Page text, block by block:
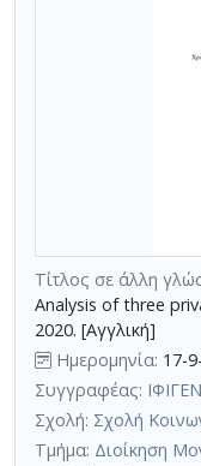
χρήση
επιπλέον
κριτηρίων
αναζήτησης
Τίτλος σε άλλη
Analysis of three
2020. [Αγγλική]
Ημερομηνία: 17-
Συγγραφέας:
Σχολή: Σχολή
Τμήμα: Διοίκηση